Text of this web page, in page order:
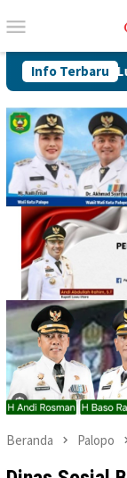
ke
Mobile
Info Terbaru
SP Lutra Sukses
Beranda Palopo